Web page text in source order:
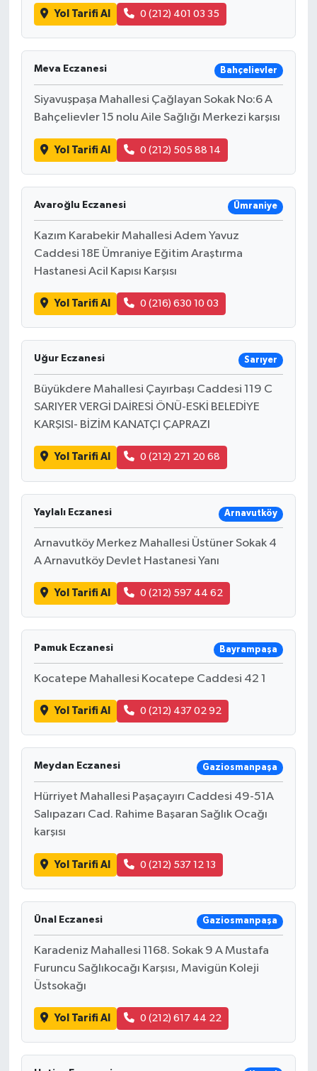
Yol Tarifi Al 0 (212) 401 03 35
Meva Eczanesi Bahçelievler
Siyavuşpaşa Mahallesi Çağlayan Sokak No:6 A
Bahçelievler 15 nolu Aile Sağlığı Merkezi karşısı
Yol Tarifi Al 0 (212) 505 88 14
Avaroğlu Eczanesi Ümraniye
Kazım Karabekir Mahallesi Adem Yavuz
Caddesi 18E Ümraniye Eğitim Araştırma
Hastanesi Acil Kapısı Karşısı
Yol Tarifi Al 0 (216) 630 10 03
Uğur Eczanesi Sarıyer
Büyükdere Mahallesi Çayırbaşı Caddesi 119 C
SARIYER VERGİ DAİRESİ ÖNÜ-ESKİ BELEDİYE
KARŞISI- BİZİM KANATÇI ÇAPRAZI
Yol Tarifi Al 0 (212) 271 20 68
Yaylalı Eczanesi Arnavutköy
Arnavutköy Merkez Mahallesi Üstüner Sokak 4
A Arnavutköy Devlet Hastanesi Yanı
Yol Tarifi Al 0 (212) 597 44 62
Pamuk Eczanesi Bayrampaşa
Kocatepe Mahallesi Kocatepe Caddesi 42 1
Yol Tarifi Al 0 (212) 437 02 92
Meydan Eczanesi Gaziosmanpaşa
Hürriyet Mahallesi Paşaçayırı Caddesi 49-51A
Salıpazarı Cad. Rahime Başaran Sağlık Ocağı
karşısı
Yol Tarifi Al 0 (212) 537 12 13
Ünal Eczanesi Gaziosmanpaşa
Karadeniz Mahallesi 1168. Sokak 9 A Mustafa
Furuncu Sağlıkocağı Karşısı, Mavigün Koleji
Üstsokağı
Yol Tarifi Al 0 (212) 617 44 22